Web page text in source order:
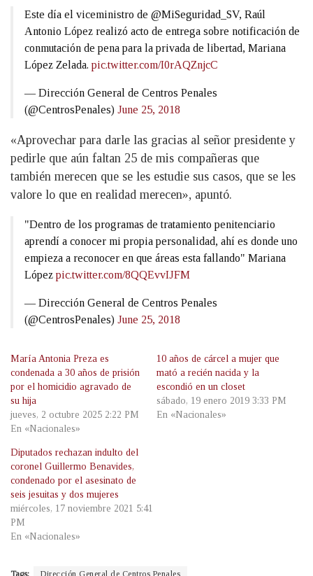
Este día el viceministro de @MiSeguridad_SV, Raúl
Antonio López realizó acto de entrega sobre notificación de
conmutación de pena para la privada de libertad, Mariana
López Zelada. pic.twitter.com/I0rAQZnjcC
— Dirección General de Centros Penales
(@CentrosPenales) June 25, 2018
«Aprovechar para darle las gracias al señor presidente y
pedirle que aún faltan 25 de mis compañeras que
también merecen que se les estudie sus casos, que se les
valore lo que en realidad merecen», apuntó.
"Dentro de los programas de tratamiento penitenciario
aprendí a conocer mi propia personalidad, ahí es donde uno
empieza a reconocer en que áreas esta fallando" Mariana
López pic.twitter.com/8QQEvvIJFM
— Dirección General de Centros Penales
(@CentrosPenales) June 25, 2018
María Antonia Preza es
condenada a 30 años de prisión
por el homicidio agravado de
su hija
jueves, 2 octubre 2025 2:22 PM
En «Nacionales»
10 años de cárcel a mujer que
mató a recién nacida y la
escondió en un closet
sábado, 19 enero 2019 3:33 PM
En «Nacionales»
Diputados rechazan indulto del
coronel Guillermo Benavides,
condenado por el asesinato de
seis jesuitas y dos mujeres
miércoles, 17 noviembre 2021 5:41
PM
En «Nacionales»
Tags: Dirección General de Centros Penales